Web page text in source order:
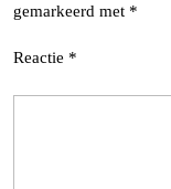
gemarkeerd met *
Reactie *